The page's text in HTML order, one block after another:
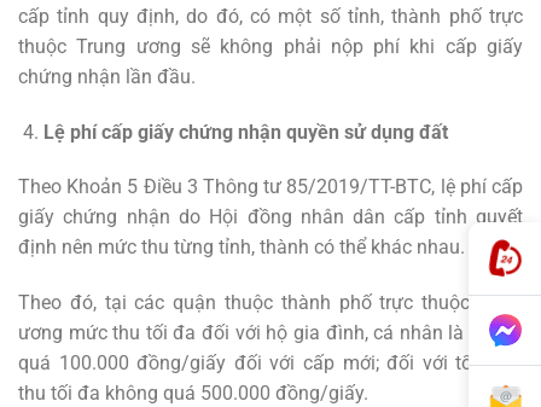
cấp tỉnh quy định, do đó, có một số tỉnh, thành phố trực
thuộc Trung ương sẽ không phải nộp phí khi cấp giấy
chứng nhận lần đầu.
Lệ phí cấp giấy chứng nhận quyền sử dụng đất
Theo Khoản 5 Điều 3 Thông tư 85/2019/TT-BTC, lệ phí cấp
giấy chứng nhận do Hội đồng nhân dân cấp tỉnh quyết
định nên mức thu từng tỉnh, thành có thể khác nhau.
Theo đó, tại các quận thuộc thành phố trực thuộc trung
ương mức thu tối đa đối với hộ gia đình, cá nhân là không
quá 100.000 đồng/giấy đối với cấp mới; đối với tổ chức
thu tối đa không quá 500.000 đồng/giấy.